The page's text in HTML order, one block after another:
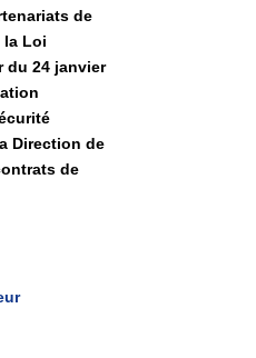
de
la Loi
du 24 janvier
Direction de
de